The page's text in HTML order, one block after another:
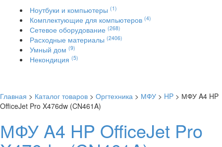
Ноутбуки и компьютеры (1)
Комплектующие для компьютеров (4)
Сетевое оборудование (268)
Расходные материалы (2406)
Умный дом (9)
Некондиция (5)
Главная > Каталог товаров > Оргтехника > МФУ > HP > МФУ A4 HP
OfficeJet Pro X476dw (CN461A)
МФУ A4 HP OfficeJet Pro